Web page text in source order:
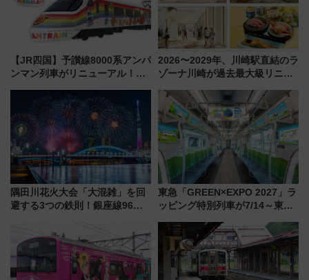
【JR四国】予讃線8000系アンパ
ンマン列車がリニューアル！内
2026〜2029年、川崎駅直結のラ
ゾーナ川崎が過去最大級リニュ
「いつから何が変わるか」徹底
解説！
隅田川花火大会「大混雑」を回
避する3つの鉄則！銀座線96本
ツリー駅の規制まとめ 7/25開催
（2026年）
東急「GREEN×EXPO 2027」ラ
ッピング特別列車が7/14～東
ー！ 注目の編成やデザインまと